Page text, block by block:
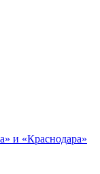
и «Краснодара»